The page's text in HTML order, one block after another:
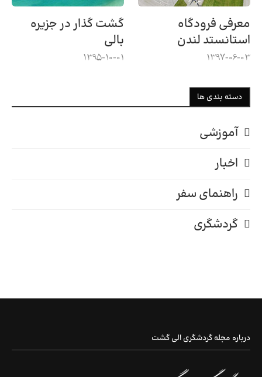
معرفی فرودگاه
استانستد لندن
1397-06-03
گشت گذار در جزیره
بالی
1395-10-01
دسته بندی ها
آموزشی
اخبار
راهنمای سفر
گردشگری
درباره مجله گردشگری الی گشت